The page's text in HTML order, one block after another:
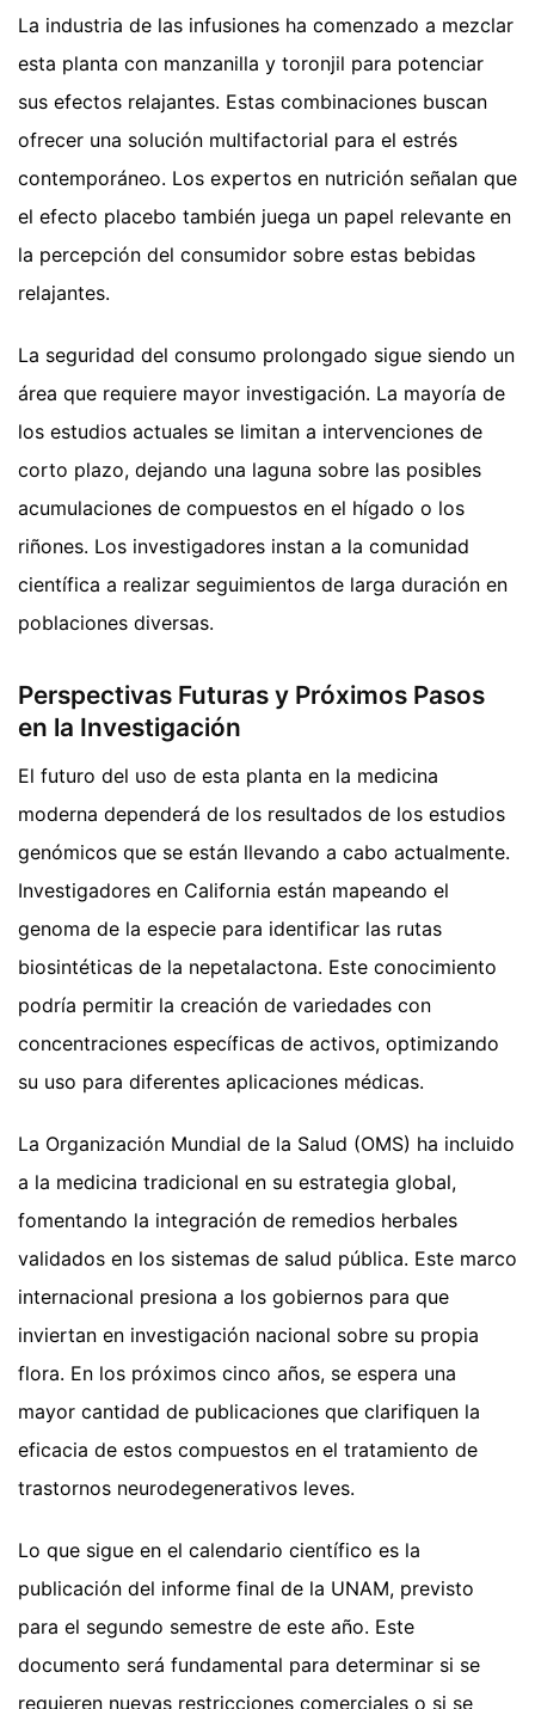
La industria de las infusiones ha comenzado a mezclar
esta planta con manzanilla y toronjil para potenciar
sus efectos relajantes. Estas combinaciones buscan
ofrecer una solución multifactorial para el estrés
contemporáneo. Los expertos en nutrición señalan que
el efecto placebo también juega un papel relevante en
la percepción del consumidor sobre estas bebidas
relajantes.
La seguridad del consumo prolongado sigue siendo un
área que requiere mayor investigación. La mayoría de
los estudios actuales se limitan a intervenciones de
corto plazo, dejando una laguna sobre las posibles
acumulaciones de compuestos en el hígado o los
riñones. Los investigadores instan a la comunidad
científica a realizar seguimientos de larga duración en
poblaciones diversas.
Perspectivas Futuras y Próximos Pasos
en la Investigación
El futuro del uso de esta planta en la medicina
moderna dependerá de los resultados de los estudios
genómicos que se están llevando a cabo actualmente.
Investigadores en California están mapeando el
genoma de la especie para identificar las rutas
biosintéticas de la nepetalactona. Este conocimiento
podría permitir la creación de variedades con
concentraciones específicas de activos, optimizando
su uso para diferentes aplicaciones médicas.
La Organización Mundial de la Salud (OMS) ha incluido
a la medicina tradicional en su estrategia global,
fomentando la integración de remedios herbales
validados en los sistemas de salud pública. Este marco
internacional presiona a los gobiernos para que
inviertan en investigación nacional sobre su propia
flora. En los próximos cinco años, se espera una
mayor cantidad de publicaciones que clarifiquen la
eficacia de estos compuestos en el tratamiento de
trastornos neurodegenerativos leves.
Lo que sigue en el calendario científico es la
publicación del informe final de la UNAM, previsto
para el segundo semestre de este año. Este
documento será fundamental para determinar si se
requieren nuevas restricciones comerciales o si se